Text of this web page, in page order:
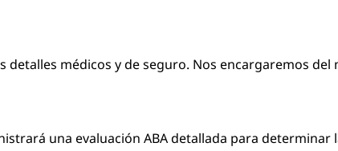
médicos y de seguro. Nos encargaremos
una evaluación ABA detallada para determinar